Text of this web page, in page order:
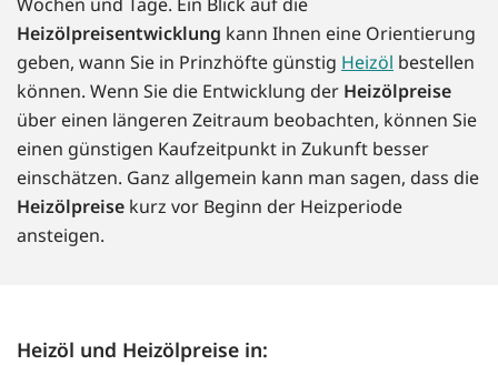
Heizölpreisentwicklung kann Ihnen eine Orientierung
geben, wann Sie in Prinzhöfte günstig Heizöl bestellen
können. Wenn Sie die Entwicklung der Heizölpreise
über einen längeren Zeitraum beobachten, können Sie
einen günstigen Kaufzeitpunkt in Zukunft besser
einschätzen. Ganz allgemein kann man sagen, dass die
Heizölpreise kurz vor Beginn der Heizperiode
ansteigen.
Heizöl und Heizölpreise in: